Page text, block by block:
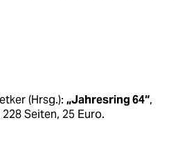
(Hrsg.): „Jahresring 64“,
Seiten, 25 Euro.